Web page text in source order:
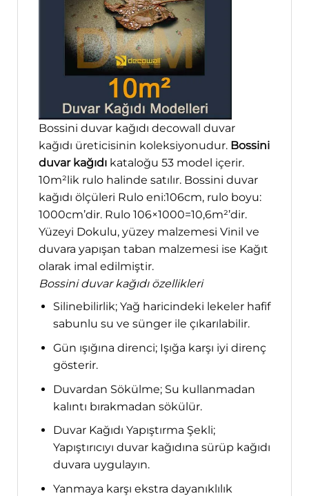
Bossini duvar kağıdı decowall duvar
kağıdı üreticisinin koleksiyonudur. Bossini
duvar kağıdı kataloğu 53 model içerir.
10m²lik rulo halinde satılır. Bossini duvar
kağıdı ölçüleri Rulo eni:106cm, rulo boyu:
1000cm’dir. Rulo 106×1000=10,6m²’dir.
Yüzeyi Dokulu, yüzey malzemesi Vinil ve
duvara yapışan taban malzemesi ise Kağıt
olarak imal edilmiştir.
Bossini duvar kağıdı özellikleri
Silinebilirlik; Yağ haricindeki lekeler hafif
sabunlu su ve sünger ile çıkarılabilir.
Gün ışığına direnci; Işığa karşı iyi direnç
gösterir.
Duvardan Sökülme; Su kullanmadan
kalıntı bırakmadan sökülür.
Duvar Kağıdı Yapıştırma Şekli;
Yapıştırıcıyı duvar kağıdına sürüp kağıdı
duvara uygulayın.
Yanmaya karşı ekstra dayanıklılık